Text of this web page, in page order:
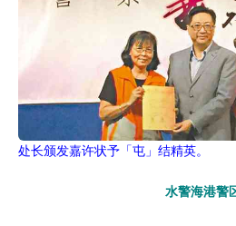
处长颁发嘉许状予「屯」结精英。
水警海港警